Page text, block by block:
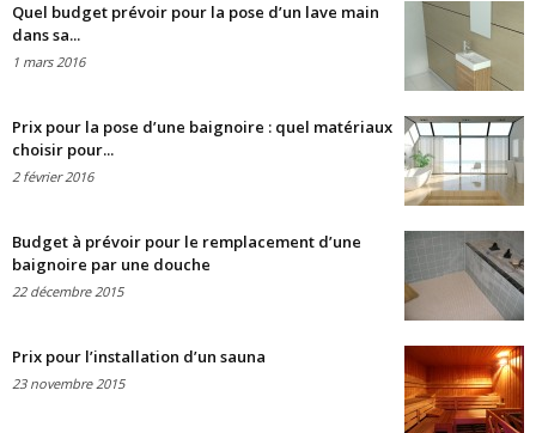
Quel budget prévoir pour la pose d’un lave main
dans sa...
1 mars 2016
Prix pour la pose d’une baignoire : quel matériaux
choisir pour...
2 février 2016
Budget à prévoir pour le remplacement d’une
baignoire par une douche
22 décembre 2015
Prix pour l’installation d’un sauna
23 novembre 2015